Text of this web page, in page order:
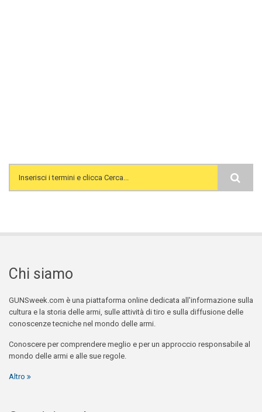
Search form
Chi siamo
GUNSweek.com è una piattaforma online dedicata all'informazione sulla
cultura e la storia delle armi, sulle attività di tiro e sulla diffusione delle
conoscenze tecniche nel mondo delle armi.
Conoscere per comprendere meglio e per un approccio responsabile al
mondo delle armi e alle sue regole.
Altro